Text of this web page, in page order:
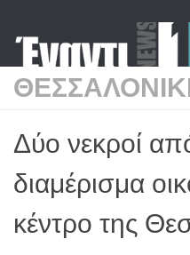
Δύο νεκροί
διαμέρισμα
κέντρο της